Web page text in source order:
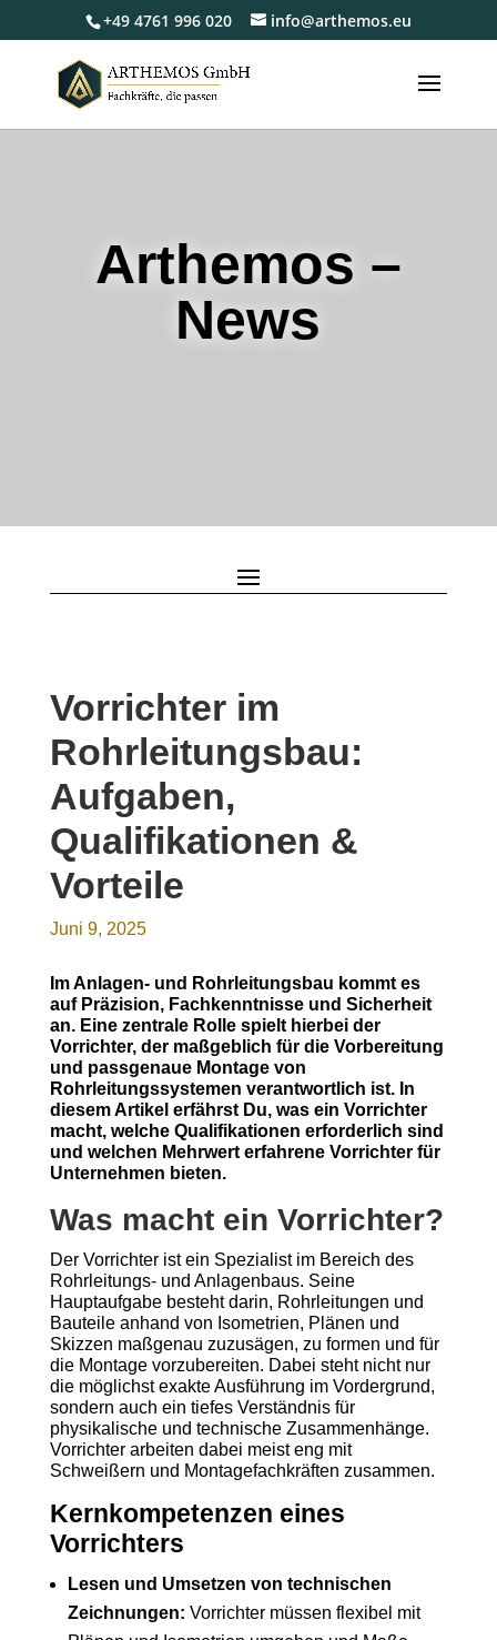
+49 4761 996 020 info@arthemos.eu
Arthemos –
News
Vorrichter im
Rohrleitungsbau:
Aufgaben,
Qualifikationen &
Vorteile
Juni 9, 2025
Im Anlagen- und Rohrleitungsbau kommt es
auf Präzision, Fachkenntnisse und Sicherheit
an. Eine zentrale Rolle spielt hierbei der
Vorrichter, der maßgeblich für die Vorbereitung
und passgenaue Montage von
Rohrleitungssystemen verantwortlich ist. In
diesem Artikel erfährst Du, was ein Vorrichter
macht, welche Qualifikationen erforderlich sind
und welchen Mehrwert erfahrene Vorrichter für
Unternehmen bieten.
Was macht ein Vorrichter?
Der Vorrichter ist ein Spezialist im Bereich des
Rohrleitungs- und Anlagenbaus. Seine
Hauptaufgabe besteht darin, Rohrleitungen und
Bauteile anhand von Isometrien, Plänen und
Skizzen maßgenau zuzusägen, zu formen und für
die Montage vorzubereiten. Dabei steht nicht nur
die möglichst exakte Ausführung im Vordergrund,
sondern auch ein tiefes Verständnis für
physikalische und technische Zusammenhänge.
Vorrichter arbeiten dabei meist eng mit
Schweißern und Montagefachkräften zusammen.
Kernkompetenzen eines
Vorrichters
Lesen und Umsetzen von technischen
Zeichnungen: Vorrichter müssen flexibel mit